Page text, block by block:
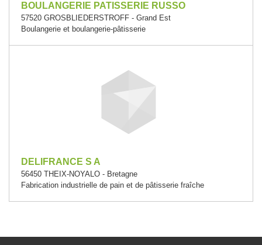
BOULANGERIE PATISSERIE RUSSO
57520 GROSBLIEDERSTROFF - Grand Est
Boulangerie et boulangerie-pâtisserie
DELIFRANCE S A
56450 THEIX-NOYALO - Bretagne
Fabrication industrielle de pain et de pâtisserie fraîche